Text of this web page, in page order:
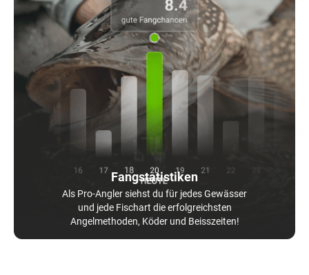
Fangstatistiken
Als Pro-Angler siehst du für jedes Gewässer
und jede Fischart die erfolgreichsten
Angelmethoden, Köder und Beisszeiten!